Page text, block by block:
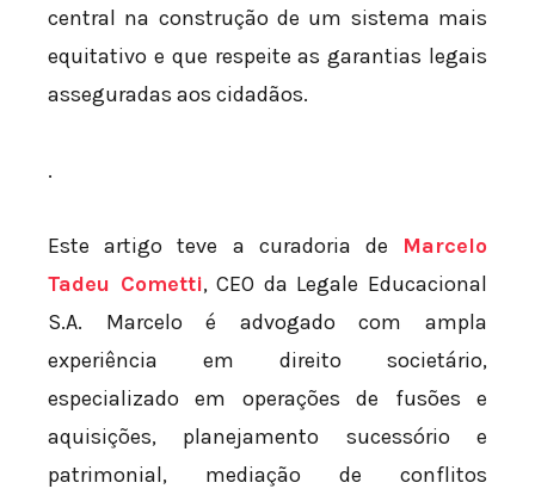
central na construção de um sistema mais
equitativo e que respeite as garantias legais
asseguradas aos cidadãos.
.
Este artigo teve a curadoria de Marcelo
Tadeu Cometti, CEO da Legale Educacional
S.A. Marcelo é advogado com ampla
experiência em direito societário,
especializado em operações de fusões e
aquisições, planejamento sucessório e
patrimonial, mediação de conflitos